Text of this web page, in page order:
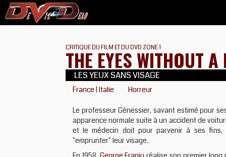
CRITIQUE DU FILM ET DU DVD ZONE 1
THE EYES WITHOUT
LES YEUX SANS VISAGE
France Italie Horreur
Le professeur Génessier, savant estimé pour
apparence normale suite à un accident de
et le médecin doit pour parvenir à ses
"emprunter" leur visage.